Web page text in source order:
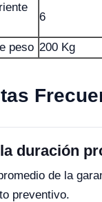
6
peso 200 Kg
duración
de la
preventivo.